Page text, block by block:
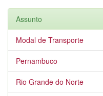
Assunto
Modal de Transporte
Pernambuco
Rio Grande do Norte